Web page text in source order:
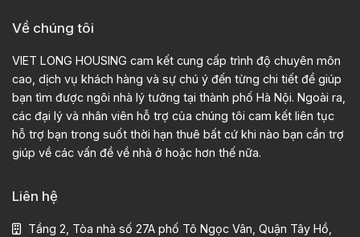
Về chúng tôi
VIET LONG HOUSING cam kết cung cấp trình độ chuyên môn
cao, dịch vụ khách hàng và sự chú ý đến từng chi tiết để giúp
bạn tìm được ngôi nhà lý tưởng tại thành phố Hà Nội. Ngoài ra,
các đại lý và nhân viên hỗ trợ của chúng tôi cam kết liên tục
hỗ trợ bạn trong suốt thời hạn thuê bất cứ khi nào bạn cần trợ
giúp về các vấn đề về nhà ở hoặc hơn thế nữa.
Liên hệ
Tầng 2, Tòa nhà số 27A phố Tô Ngọc Vân, Quận Tây Hồ,